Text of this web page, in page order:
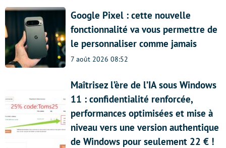
Google Pixel : cette nouvelle
fonctionnalité va vous permettre de
le personnaliser comme jamais
7 août 2026 08:52
Maîtrisez l’ère de l’IA sous Windows
11 : confidentialité renforcée,
performances optimisées et mise à
niveau vers une version authentique
de Windows pour seulement 22 € !